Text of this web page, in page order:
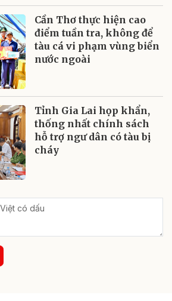
Cần Thơ thực hiện cao
điểm tuần tra, không để
tàu cá vi phạm vùng biển
nước ngoài
Tỉnh Gia Lai họp khẩn,
thống nhất chính sách
hỗ trợ ngư dân có tàu bị
cháy